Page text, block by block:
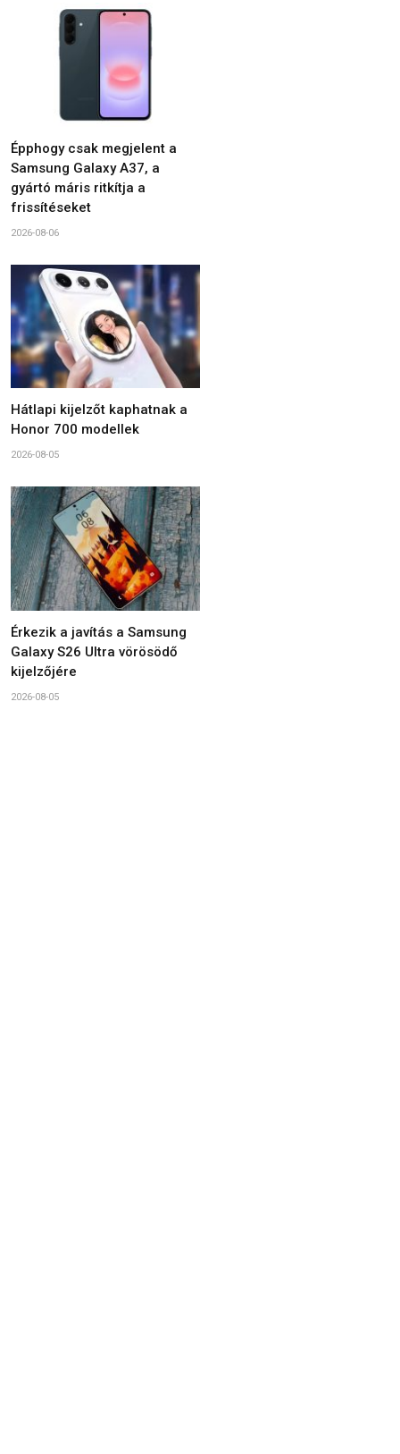
Épphogy csak megjelent a
Samsung Galaxy A37, a
gyártó máris ritkítja a
frissítéseket
2026-08-06
Hátlapi kijelzőt kaphatnak a
Honor 700 modellek
2026-08-05
Érkezik a javítás a Samsung
Galaxy S26 Ultra vörösödő
kijelzőjére
2026-08-05